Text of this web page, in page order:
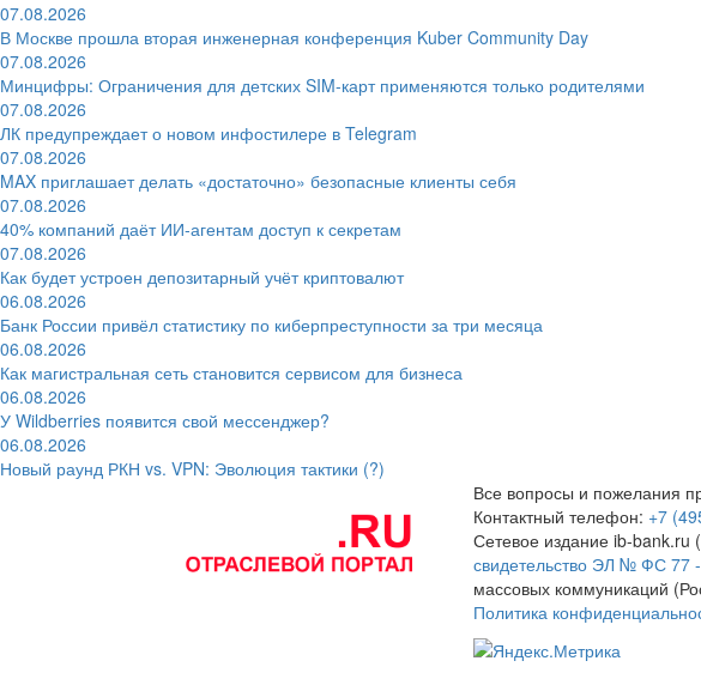
07.08.2026
В Москве прошла вторая инженерная конференция Kuber Community Day
07.08.2026
Минцифры: Ограничения для детских SIM-карт применяются только родителями
07.08.2026
ЛК предупреждает о новом инфостилере в Telegram
07.08.2026
MAX приглашает делать «достаточно» безопасные клиенты себя
07.08.2026
40% компаний даёт ИИ‑агентам доступ к секретам
07.08.2026
Как будет устроен депозитарный учёт криптовалют
06.08.2026
Банк России привёл статистику по киберпреступности за три месяца
06.08.2026
Как магистральная сеть становится сервисом для бизнеса
06.08.2026
У Wildberries появится свой мессенджер?
06.08.2026
Новый раунд РКН vs. VPN: Эволюция тактики (?)
Все вопросы и пожелания
Контактный телефон: +7
Сетевое издание ib-bank.ru
свидетельство ЭЛ № ФС 77
массовых коммуникаций
Политика